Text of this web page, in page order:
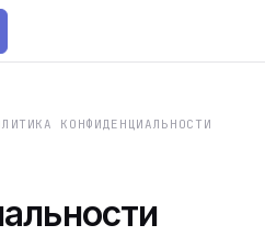
КОНФИДЕНЦИАЛЬНОСТИ